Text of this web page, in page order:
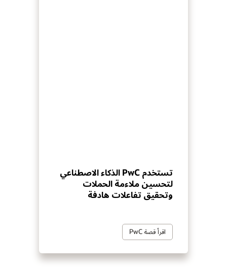
تستخدم PwC الذكاء الاصطناعي
لتحسين ملاءمة الحملات
وتحقيق تفاعلات هادفة
اقرأ قصة PwC